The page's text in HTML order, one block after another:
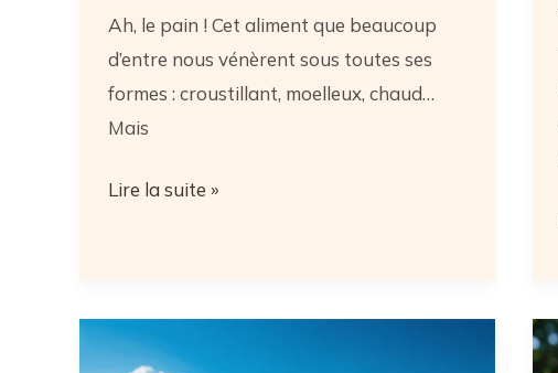
Ah, le pain ! Cet aliment que beaucoup
d’entre nous vénèrent sous toutes ses
formes : croustillant, moelleux, chaud…
Mais
Pain
perdre
du
Lire la suite »